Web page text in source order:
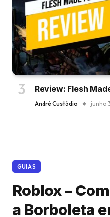
Review: Flesh
André Custódio junho
GUIAS
Roblox –
a Borboleta